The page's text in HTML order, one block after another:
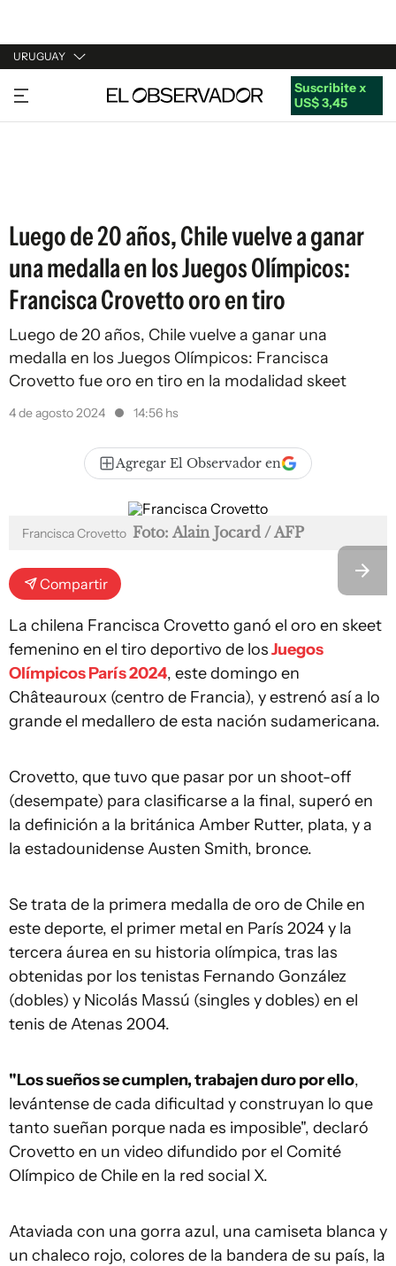
URUGUAY
URUGUAY
ARGENTINA
Suscribite x
US$ 3,45
Luego de 20 años, Chile vuelve a ganar
una medalla en los Juegos Olímpicos:
Francisca Crovetto oro en tiro
Luego de 20 años, Chile vuelve a ganar una
medalla en los Juegos Olímpicos: Francisca
Crovetto fue oro en tiro en la modalidad skeet
4 de agosto 2024 14:56 hs
Agregar El Observador en
Francisca Crovetto Foto: Alain Jocard / AFP
Compartir
La chilena Francisca Crovetto ganó el oro en skeet
femenino en el tiro deportivo de losJuegos
Olímpicos París 2024, este domingo en
Châteauroux (centro de Francia), y estrenó así a lo
grande el medallero de esta nación sudamericana.
Crovetto, que tuvo que pasar por un shoot-off
(desempate) para clasificarse a la final, superó en
la definición a la británica Amber Rutter, plata, y a
la estadounidense Austen Smith, bronce.
Se trata de la primera medalla de oro de Chile en
este deporte, el primer metal en París 2024 y la
tercera áurea en su historia olímpica, tras las
obtenidas por los tenistas Fernando González
(dobles) y Nicolás Massú (singles y dobles) en el
tenis de Atenas 2004.
"Los sueños se cumplen, trabajen duro por ello,
levántense de cada dificultad y construyan lo que
tanto sueñan porque nada es imposible", declaró
Crovetto en un video difundido por el Comité
Olímpico de Chile en la red social X.
Ataviada con una gorra azul, una camiseta blanca y
un chaleco rojo, colores de la bandera de su país, la